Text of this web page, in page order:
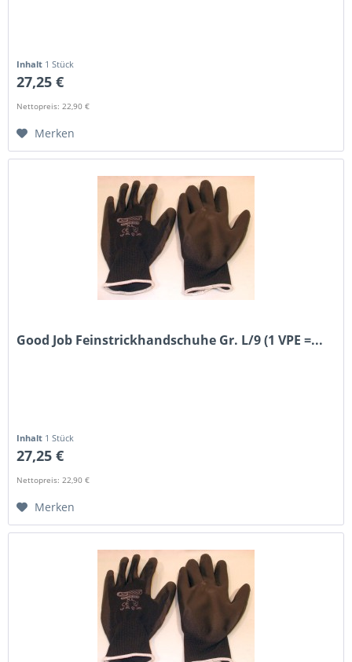
Inhalt 1 Stück
27,25 €
Nettopreis: 22,90 €
Merken
Good Job Feinstrickhandschuhe Gr. L/9 (1 VPE =...
Inhalt 1 Stück
27,25 €
Nettopreis: 22,90 €
Merken